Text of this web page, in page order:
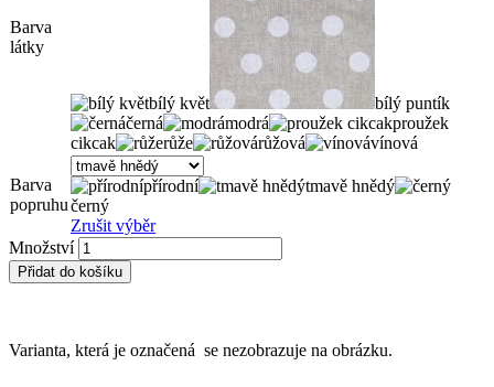
Barva
látky
bílý květ
bílý puntík
černá
modrá
proužek
cikcak
růže růžová vínová
Barva
popruhu
přírodní
tmavě hnědý
černý
Zrušit výběr
Množství
Přidat do košíku
Varianta, která je označená se nezobrazuje na obrázku.